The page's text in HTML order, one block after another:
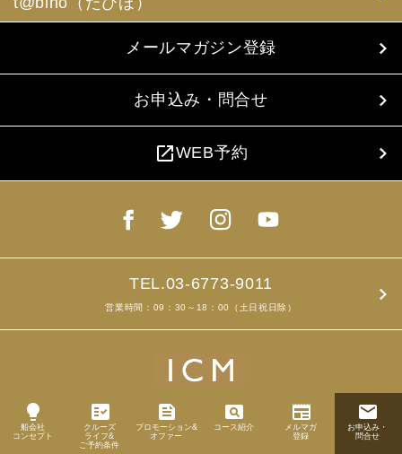
lightbulb
船会社
コンセプト
fact_check
クルーズ
ライフ&
ご予約条件
feed
プロモーション&
オファー
pageview
コース紹介
newspaper
メルマガ
登録
email
お申込み・
問合せ
メールマガジン登録
お申込み・問合せ
open_in_newWEB予約
TEL.03-6773-9011
営業時間：09：30～18：00（土日祝日除）
Copyright ©2019